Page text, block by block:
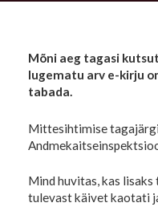
Mõni aeg tagasi
lugematu arv e-kirju
tabada.
Mittesihtimise
Mind huvitas, kas
tulevast käivet kaotati